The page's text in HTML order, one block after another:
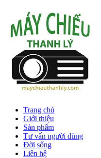
Trang chủ
Giới thiệu
Sản phẩm
Tư vấn người dùng
Đời sống
Liên hệ